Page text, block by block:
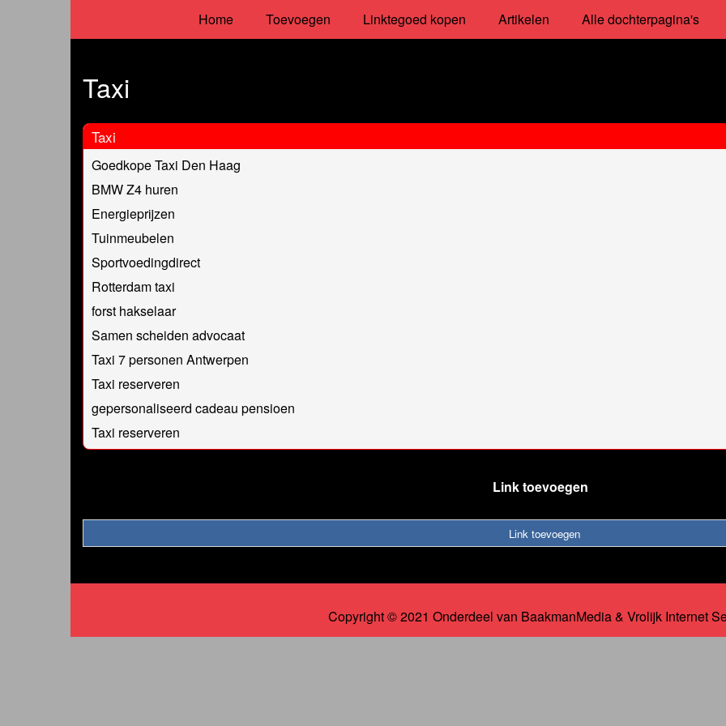
Home Toevoegen Linktegoed kopen Artikelen Alle dochterpagina's
Taxi
Taxi
Goedkope Taxi Den Haag
BMW Z4 huren
Energieprijzen
Tuinmeubelen
Sportvoedingdirect
Rotterdam taxi
forst hakselaar
Samen scheiden advocaat
Taxi 7 personen Antwerpen
Taxi reserveren
gepersonaliseerd cadeau pensioen
Taxi reserveren
Link toevoegen
Link toevoegen
Copyright © 2021 Onderdeel van BaakmanMedia& Vrolijk Internet